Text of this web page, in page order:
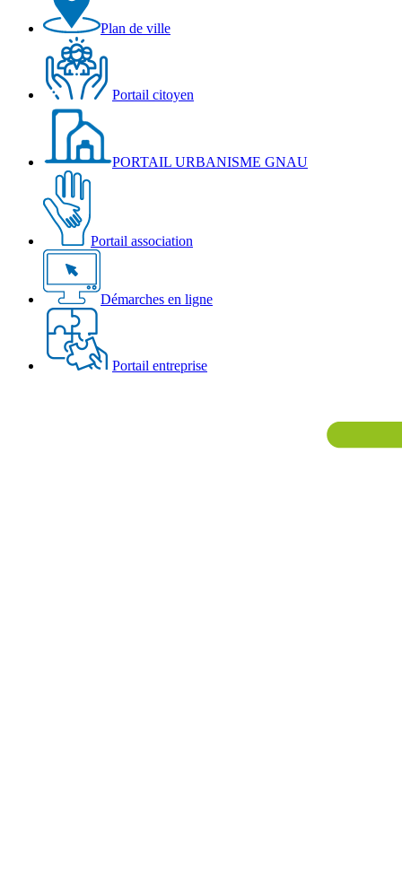
Plan de ville
Portail citoyen
PORTAIL URBANISME GNAU
Portail association
Démarches en ligne
Portail entreprise